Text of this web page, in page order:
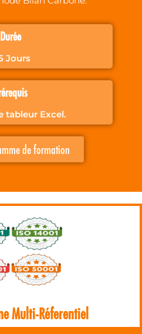
Durée
Jours
tableur Excel.
de formation
Multi-Réferentiel